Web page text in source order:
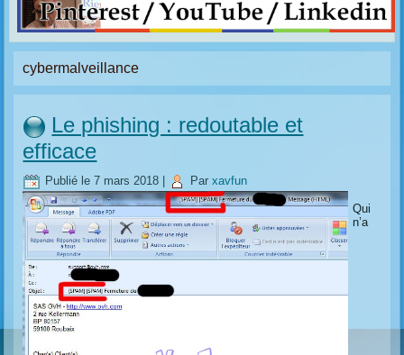
cybermalveillance
Le phishing : redoutable et
efficace
Publié le 7 mars 2018 Par xavfun
Qui
n’a